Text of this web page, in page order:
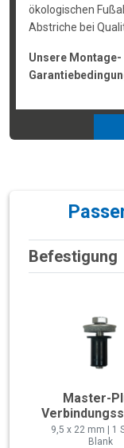
ökologischen
Abstriche bei
Unsere
Befestigung
Master-
9,5 x 22 mm | 1
Blank